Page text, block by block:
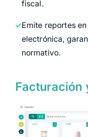
fiscal.
Emite reportes
electrónica,
normativo.
Facturación